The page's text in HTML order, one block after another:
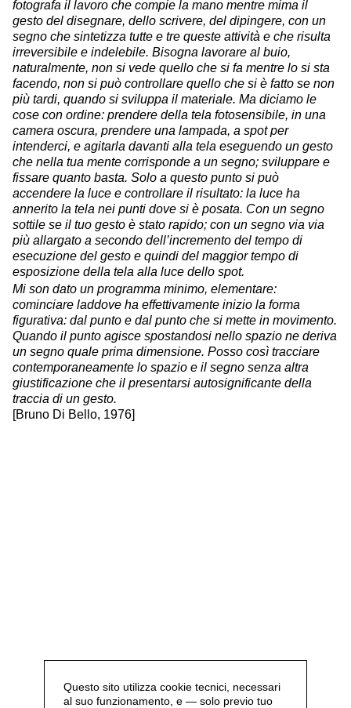
fotografa il lavoro che compie la mano mentre mima il
gesto del disegnare, dello scrivere, del dipingere, con un
segno che sintetizza tutte e tre queste attività e che risulta
irreversibile e indelebile. Bisogna lavorare al buio,
naturalmente, non si vede quello che si fa mentre lo si sta
facendo, non si può controllare quello che si è fatto se non
più tardi, quando si sviluppa il materiale. Ma diciamo le
cose con ordine: prendere della tela fotosensibile, in una
camera oscura, prendere una lampada, a spot per
intenderci, e agitarla davanti alla tela eseguendo un gesto
che nella tua mente corrisponde a un segno; sviluppare e
fissare quanto basta. Solo a questo punto si può
accendere la luce e controllare il risultato: la luce ha
annerito la tela nei punti dove si è posata. Con un segno
sottile se il tuo gesto è stato rapido; con un segno via via
più allargato a secondo dell’incremento del tempo di
esecuzione del gesto e quindi del maggior tempo di
esposizione della tela alla luce dello spot.
Mi son dato un programma minimo, elementare:
cominciare laddove ha effettivamente inizio la forma
figurativa: dal punto e dal punto che si mette in movimento.
Quando il punto agisce spostandosi nello spazio ne deriva
un segno quale prima dimensione. Posso così tracciare
contemporaneamente lo spazio e il segno senza altra
giustificazione che il presentarsi autosignificante della
traccia di un gesto.
[Bruno Di Bello, 1976]
Questo sito utilizza cookie tecnici, necessari
al suo funzionamento, e — solo previo tuo